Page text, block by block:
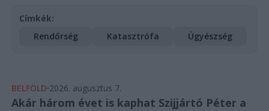
Címkék:
Rendőrség
Katasztrófa Ügyészség
BELFÖLD 2026. augusztus 7.
Akár három évet is kaphat Szijjártó Péter a